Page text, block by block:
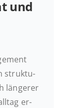
und
struk­tu­
län­ge­rer
er­